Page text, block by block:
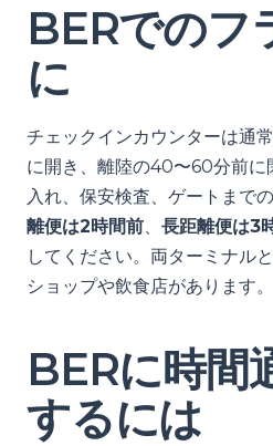
BERでのフ
に
チェックインカウンターは通
に開き、離陸の40〜60分前に
入れ、保安検査、ゲートまで
離便は2時間前、 長距離便は3
してください。両ターミナル
ショップや飲食店があります。
BERに時間
するには